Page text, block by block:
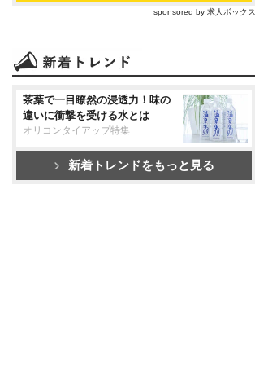
sponsored by 求人ボックス
茶葉で一目瞭然の浸透力！味の
違いに衝撃を受ける水とは
オリコンタイアップ特集
新着トレンドをもっと見る